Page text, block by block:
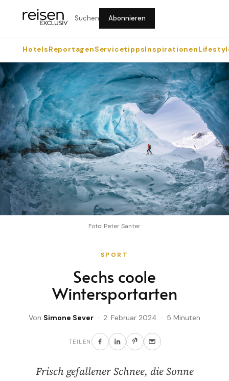
Suchen Abonnieren
HotelsReportagenServicetippsInspirationen
Foto: Peter Santer
SPORT
Sechs coole
Wintersportarten
Von Simone Sever · 2. Februar 2024 · 5 Minuten
TEILEN
Frisch gefallener Schnee, die Sonne